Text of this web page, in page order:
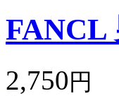
FANCL
2,750円